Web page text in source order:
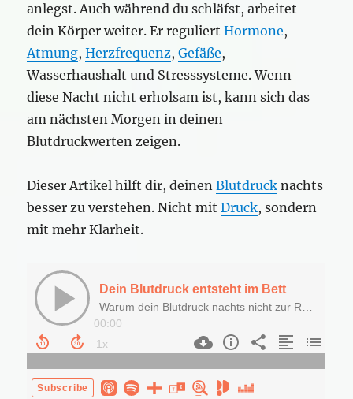
anlegst. Auch während du schläfst, arbeitet
dein Körper weiter. Er reguliertHormone,
Atmung,Herzfrequenz,Gefäße,
Wasserhaushalt und Stresssysteme. Wenn
diese Nacht nicht erholsam ist, kann sich das
am nächsten Morgen in deinen
Blutdruckwerten zeigen.
Dieser Artikel hilft dir, deinenBlutdruck nachts
besser zu verstehen. Nicht mitDruck, sondern
mit mehr Klarheit.